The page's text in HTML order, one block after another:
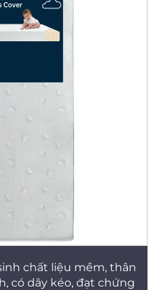
chất liệu mềm, thân
có dây kéo, đạt chứng